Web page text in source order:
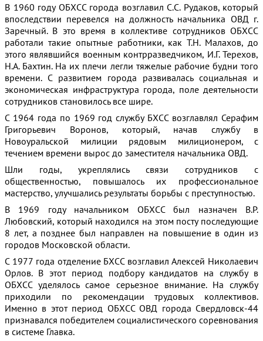
В 1960 году ОБХСС города возглавил С.С. Рудаков, который
впоследствии перевелся на должность начальника ОВД г.
Заречный. В это время в коллективе сотрудников ОБХСС
работали такие опытные работники, как Т.Н. Малахов, до
этого являвшийся военным контрразведчиком, И.Г. Терехов,
Н.А. Бахтин. На их плечи легли тяжелые рабочие будни того
времени. С развитием города развивалась социальная и
экономическая инфраструктура города, поле деятельности
сотрудников становилось все шире.
С 1964 года по 1969 год службу БХСС возглавлял Серафим
Григорьевич Воронов, который, начав службу в
Новоуральской милиции рядовым милиционером, с
течением времени вырос до заместителя начальника ОВД.
Шли годы, укреплялись связи сотрудников с
общественностью, повышалось их профессиональное
мастерство, улучшались результаты борьбы с преступностью.
В 1969 году начальником ОБХСС был назначен В.Р.
Любовский, который находился на этом посту последующие
8 лет, а позднее был направлен на повышение в один из
городов Московской области.
С 1977 года отделение БХСС возглавил Алексей Николаевич
Орлов. В этот период подбору кандидатов на службу в
ОБХСС уделялось самое серьезное внимание. На службу
приходили по рекомендации трудовых коллективов.
Именно в этот период ОБХСС ОВД города Свердловск-44
признавался победителем социалистического соревнования
в системе Главка.